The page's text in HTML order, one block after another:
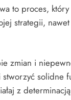
to proces,
strategii,
zmian i
solidne
z